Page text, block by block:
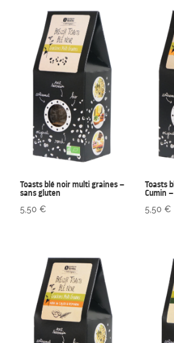
Toasts blé noir multi graines –
sans gluten
5,50 €
Toasts
Cumin
5,50€